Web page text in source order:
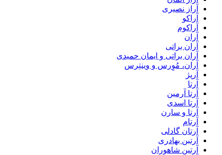
آراز نصیری
آراکو
آراکوم
آران
آران براتی
آران براتی و ایمان حمیدی
آران، مُوِرس و وینتِرس
آرپژ
آرتا
آرتا آرمین
آرتا اسدی
آرتا و سارن
آرتام
آرتان گادلی
آرتبن بهادری
آرتين شاهوران